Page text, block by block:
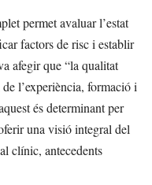
permet avaluar l’estat
factors de risc i establir
afegir que “la qualitat
l’experiència, formació i
és determinant per
una visió integral del
clínic, antecedents